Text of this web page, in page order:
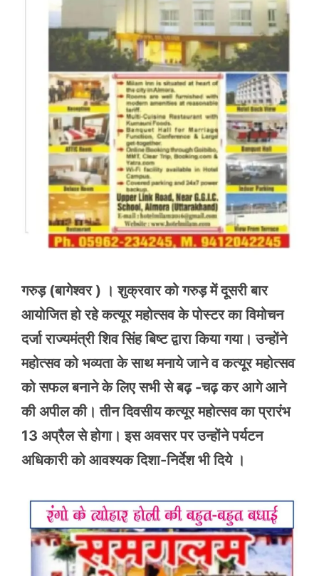
गरुड़ (बागेश्वर ) । शुक्रवार को गरुड़ में दूसरी बार
आयोजित हो रहे कत्यूर महोत्सव के पोस्टर का विमोचन
दर्जा राज्यमंत्री शिव सिंह बिष्ट द्वारा किया गया। उन्होंने
महोत्सव को भव्यता के साथ मनाये जाने व कत्यूर महोत्सव
को सफल बनाने के लिए सभी से बढ़ -चढ़ कर आगे आने
की अपील की। तीन दिवसीय कत्यूर महोत्सव का प्रारंभ
13 अप्रैल से होगा। इस अवसर पर उन्होंने पर्यटन
अधिकारी को आवश्यक दिशा-निर्देश भी दिये ।